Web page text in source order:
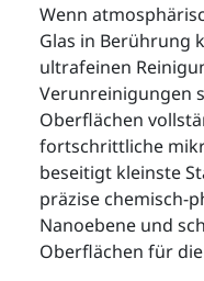
Wenn
Glas in Berührung
ultrafeinen
Verunreinigungen
Oberflächen
fortschrittliche
beseitigt kleinste
präzise chemisch-
Nanoebene und
Oberflächen für